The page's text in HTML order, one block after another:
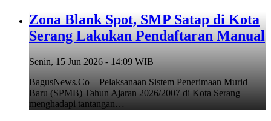
Zona Blank Spot, SMP Satap di Kota
Serang Lakukan Pendaftaran Manual
Senin, 15 Jun 2026 - 14:09 WIB
BagusNews.Co – Pelaksanaan Sistem Penerimaan Murid
Baru (SPMB) Tahun Ajaran 2026/2007 di Kota Serang
menghadapi tantangan…